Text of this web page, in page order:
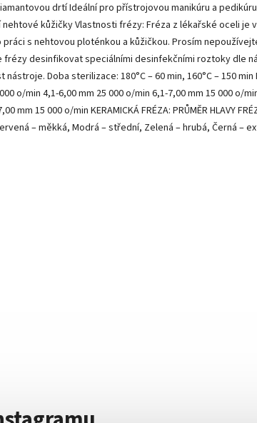
drtí Ideální pro přístrojovou manikúru a
kůžičky Vlastnosti frézy: Fréza z lékařské oceli je
s nehtovou ploténkou a kůžičkou. Prosím
desinfikovat speciálními desinfekčními roztoky dle
Doba sterilizace: 180°C – 60 min, 160°C – 150
o/min 4,1-6,00 mm 25 000 o/min 6,1-7,00 mm 15 000 o/min
15 000 o/min KERAMICKÁ FRÉZA: PRŮMĚR HLAVY
– měkká, Modrá – střední, Zelená – hrubá, Černá –